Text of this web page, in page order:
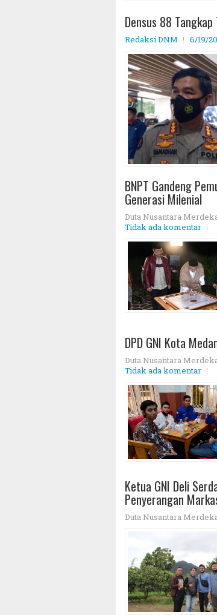
Densus 88
Redaksi DNM 6/19/
BNPT Gandeng
Generasi Milenial
Duta Nusantara
Tidak ada komentar
DPD GNI Kota
Duta Nusantara
Tidak ada komentar
Ketua GNI Deli
Penyerangan
Duta Nusantara